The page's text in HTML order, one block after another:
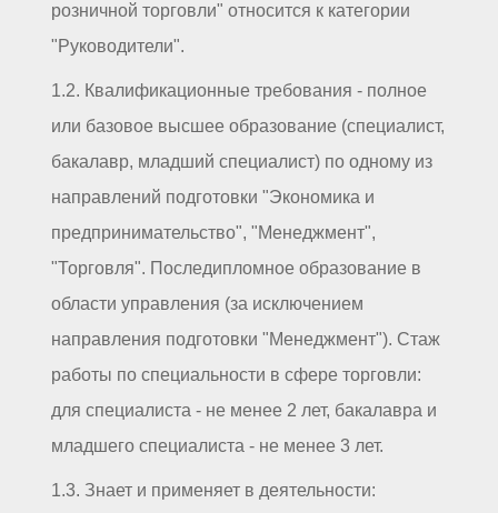
розничной торговли" относится к категории
"Руководители".
1.2. Квалификационные требования - полное
или базовое высшее образование (специалист,
бакалавр, младший специалист) по одному из
направлений подготовки "Экономика и
предпринимательство", "Менеджмент",
"Торговля". Последипломное образование в
области управления (за исключением
направления подготовки "Менеджмент"). Стаж
работы по специальности в сфере торговли:
для специалиста - не менее 2 лет, бакалавра и
младшего специалиста - не менее 3 лет.
1.3. Знает и применяет в деятельности: